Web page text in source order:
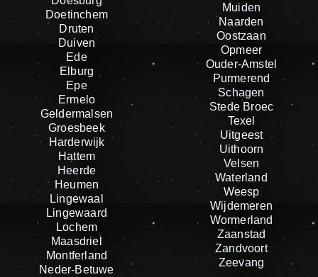
Doetinchem
Druten
Duiven
Ede
Elburg
Epe
Ermelo
Geldermalsen
Groesbeek
Harderwijk
Hattem
Heerde
Heumen
Lingewaal
Lingewaard
Lochem
Maasdriel
Montferland
Neder-Betuwe
Muiden
Naarden
Oostzaan
Opmeer
Ouder-Amstel
Purmerend
Schagen
Stede Broec
Texel
Uitgeest
Uithoorn
Velsen
Waterland
Weesp
Wijdemeren
Wormerland
Zaanstad
Zandvoort
Zeevang